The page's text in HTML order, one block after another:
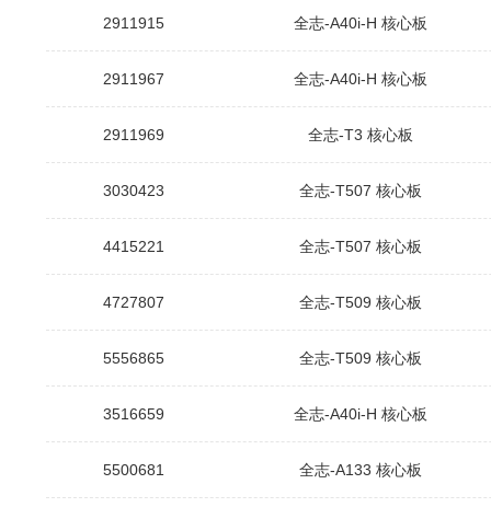
2911915 全志-A40i-H 核心板
2911967 全志-A40i-H 核心板
2911969 全志-T3 核心板
3030423 全志-T507 核心板
4415221 全志-T507 核心板
4727807 全志-T509 核心板
5556865 全志-T509 核心板
3516659 全志-A40i-H 核心板
5500681 全志-A133 核心板